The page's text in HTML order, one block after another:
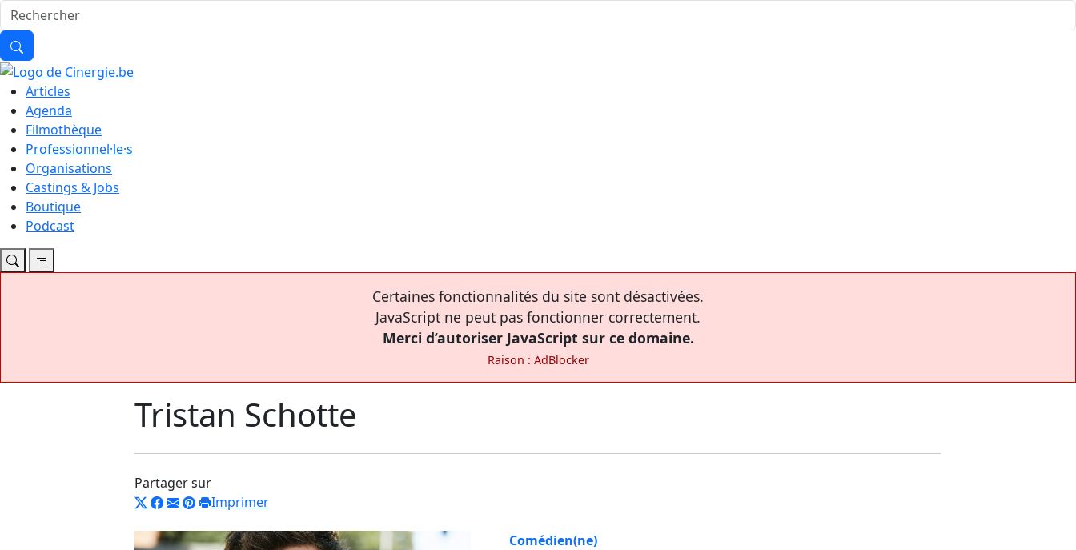
Articles
Agenda
Filmothèque
Professionnel·le·s
Organisations
Castings & Jobs
Boutique
Podcast
Certaines fonctionnalités du site sont désactivées.
JavaScript ne peut pas fonctionner correctement.
Merci d’autoriser JavaScript sur ce domaine.
Raison : AdBlocker
Tristan Schotte
Partager sur
Imprimer
Comédien(ne)